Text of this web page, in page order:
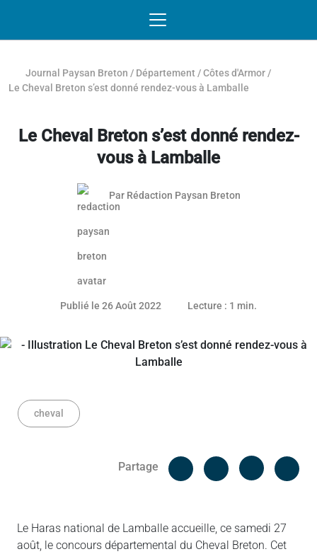
Journal Paysan Breton / Département /Côtes d'Armor /
Le Cheval Breton s’est donné rendez-vous à Lamballe
Le Cheval Breton s’est donné rendez-
vous à Lamballe
Par Rédaction Paysan Breton
Publié le 26 Août 2022 25 mai 2023
Lecture : 1 min.
cheval
Partage
Facebook
Le Haras national de Lamballe accueille, ce samedi 27
août, le concours départemental du Cheval Breton. Cet